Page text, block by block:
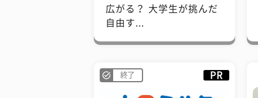
広がる？ 大学生が挑んだ
自由す...
終了 PR